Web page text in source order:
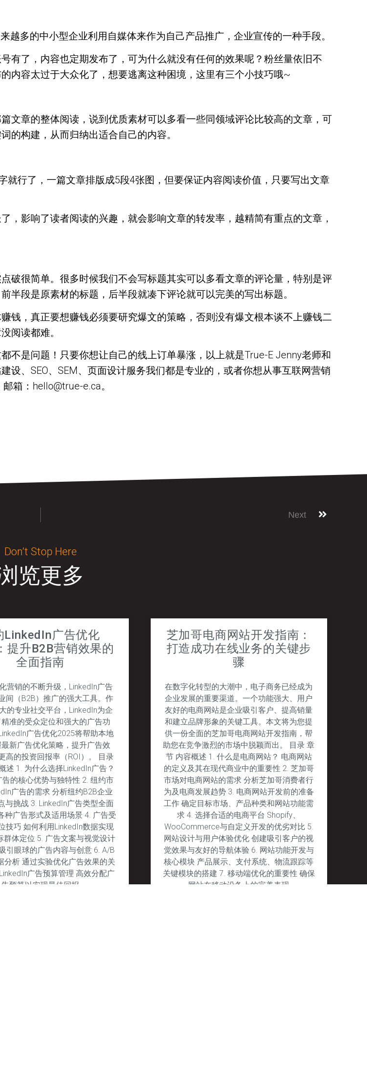
越多的中小型企业利用自媒体来作为自己产品推广，企业宣传的一种手段。
有了，内容也定期发布了，可为什么就没有任何的效果呢？粉丝量依旧不
内容太过于大众化了，想要逃离这种困境，这里有三个小技巧哦~
文章的整体阅读，说到优质素材可以多看一些同领域评论比较高的文章，可
的构建，从而归纳出适合自己的内容。
行了，一篇文章排版成5段4张图，但要保证内容阅读价值，只要写出文章
，影响了读者阅读的兴趣，就会影响文章的转发率，越精简有重点的文章，
破很简单。很多时候我们不会写标题其实可以多看文章的评论量，特别是评
半段是原素材的标题，后半段就凑下评论就可以完美的写出标题。
钱，真正要想赚钱必须要研究爆文的策略，否则没有爆文根本谈不上赚钱二
阅读都难。
不是问题！只要你想让自己的线上订单暴涨，以上就是True-E Jenny老师和
设、SEO、SEM、页面设计服务我们都是专业的，或者你想从事互联网营销
箱：hello@true-e.ca。
Next
Don’t Stop Here
览更多
LinkedIn广告优化
提升B2B营销效果的
全面指南
营销的不断升级，LinkedIn广告
间（B2B）推广的强大工具。作
的专业社交平台，LinkedIn为企
准的受众定位和强大的广告功
广告优化2025将帮助本地
新广告优化策略，提升广告效
高的投资回报率（ROI）。 目录
述 1. 为什么选择LinkedIn广告？
告的核心优势与独特性 2. 纽约市
广告的需求 分析纽约B2B企业
与挑战 3. LinkedIn广告类型全面
种广告形式及适用场景 4. 广告受
技巧 如何利用LinkedIn数据实现
群体定位 5. 广告文案与视觉设计
引眼球的广告内容与创意 6. A/B
分析 通过实验优化广告效果的关
广告预算管理 高效分配广
告预算以实现最佳回报
芝加哥电商网站开发指南：
打造成功在线业务的关键步
骤
在数字化转型的大潮中，电子商务已经成为
企业发展的重要渠道。一个功能强大、用户
友好的电商网站是企业吸引客户、提高销量
和建立品牌形象的关键工具。本文将为您提
供一份全面的芝加哥电商网站开发指南，帮
助您在竞争激烈的市场中脱颖而出。 目录 章
节 内容概述 1. 什么是电商网站？ 电商网站
的定义及其在现代商业中的重要性 2. 芝加哥
市场对电商网站的需求 分析芝加哥消费者行
为及电商发展趋势 3. 电商网站开发前的准备
工作 确定目标市场、产品种类和网站功能需
求 4. 选择合适的电商平台 Shopify、
WooCommerce与自定义开发的优劣对比 5.
网站设计与用户体验优化 创建吸引客户的视
觉效果与友好的导航体验 6. 网站功能开发与
核心模块 产品展示、支付系统、物流跟踪等
关键模块的搭建 7. 移动端优化的重要性 确保
网站在移动设备上的完美表现